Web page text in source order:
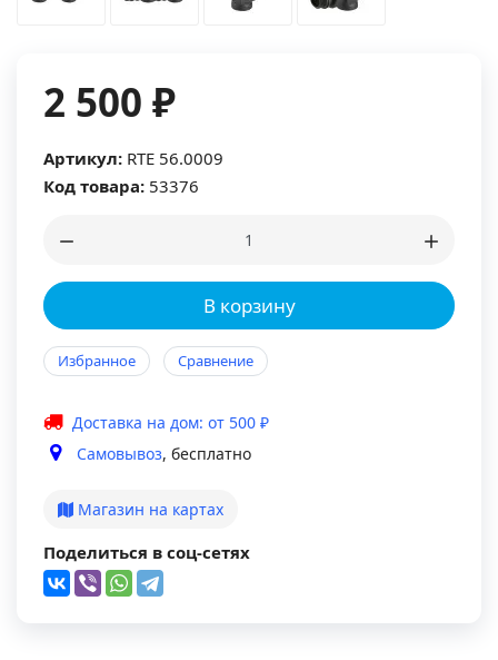
2 500 ₽
Артикул: RTE 56.0009
Код товара: 53376
В корзину
Избранное Сравнение
Доставка на дом: от 500 ₽
Самовывоз, бесплатно
Магазин на картах
Поделиться в соц-сетях